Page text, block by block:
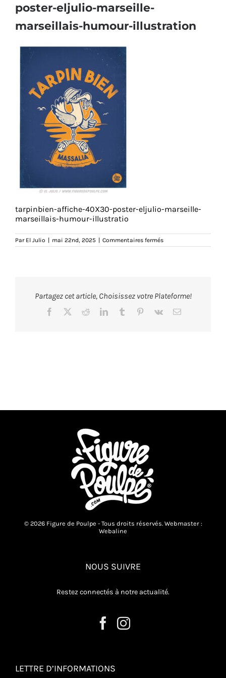
poster-eljulio-marseille-
marseillais-humour-illustration
tarpinbien-affiche-40X30-poster-eljulio-marseille-
marseillais-humour-illustratio
Par El Julio mai 22nd, 2025 Commentaires ferméssur
tarpinbien-
marseillais-
illustration
Partagez cet article, Choisissez votre Plateforme!
Facebook RedditLinkedInTumblr Pinterest
Vk Email
© 2026 Figure de Poulpe - Tous droits réservés. Webmaster :
Webaline
NOUS SUIVRE
Restez connectés à notre actualité.
LETTRE D’INFORMATIONS